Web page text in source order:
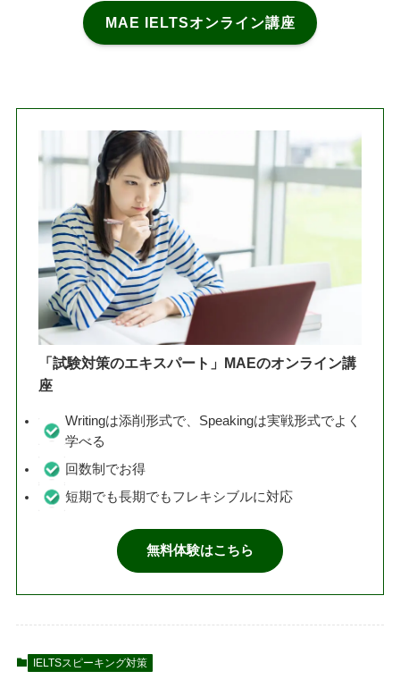
MAE IELTSオンライン講座
「試験対策のエキスパート」MAEのオンライン講
座
Writingは添削形式で、Speakingは実戦形式でよく
学べる
回数制でお得
短期でも長期でもフレキシブルに対応
無料体験はこちら
IELTSスピーキング対策